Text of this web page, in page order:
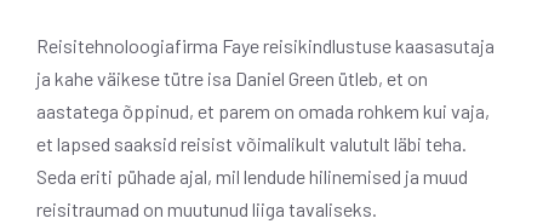
Reisitehnoloogiafirma Faye reisikindlustuse kaasasutaja
ja kahe väikese tütre isa Daniel Green ütleb, et on
aastatega õppinud, et parem on omada rohkem kui vaja,
et lapsed saaksid reisist võimalikult valutult läbi teha.
Seda eriti pühade ajal, mil lendude hilinemised ja muud
reisitraumad on muutunud liiga tavaliseks.